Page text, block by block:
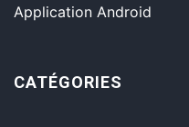
Application Android
CATÉGORIES